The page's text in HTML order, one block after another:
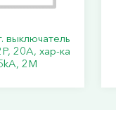
выключатель
20A, хар-ка
2M